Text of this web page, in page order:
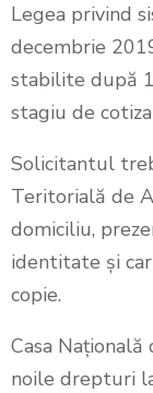
Legea privind
decembrie
stabilite după
stagiu de
Solicitantul
Teritorială de
domiciliu,
identitate şi
copie.
Casa Națională
noile drepturi